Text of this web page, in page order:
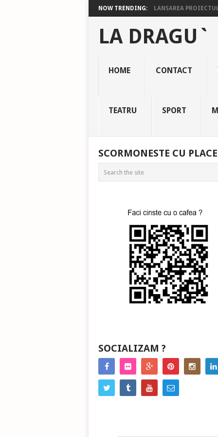
NOW TRENDING: LANSAREA
LA DRAGU`
HOME CONTACT
TEATRU SPORT
SCORMONESTE CU
SOCIALIZAM ?